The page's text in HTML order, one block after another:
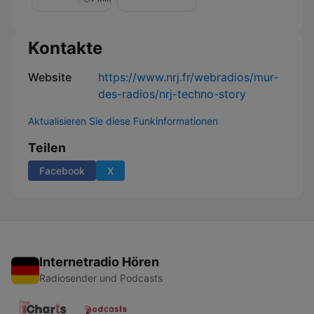
sur
NRJ
Kontakte
Website
https://www.nrj.fr/webradios/mur-
des-radios/nrj-techno-story
Aktualisieren Sie diese Funkinformationen
Teilen
Facebook X
Internetradio Hören
Radiosender und Podcasts